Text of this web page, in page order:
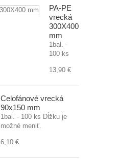
PA-PE
vrecká
300X400
mm
1bal. -
100 ks
13,90 €
Celofánové vrecká
90x150 mm
1bal. - 100 ks Dĺžku je
možné meniť.
6,10 €